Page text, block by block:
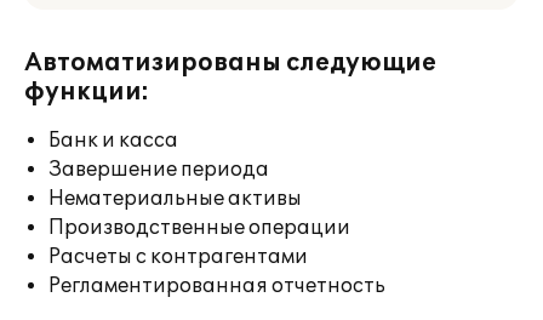
Автоматизированы следующие
функции:
Банк и касса
Завершение периода
Нематериальные активы
Производственные операции
Расчеты с контрагентами
Регламентированная отчетность